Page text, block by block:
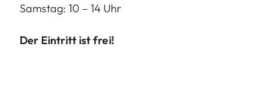
Samstag: 10 – 14 Uhr
Der Eintritt ist frei!